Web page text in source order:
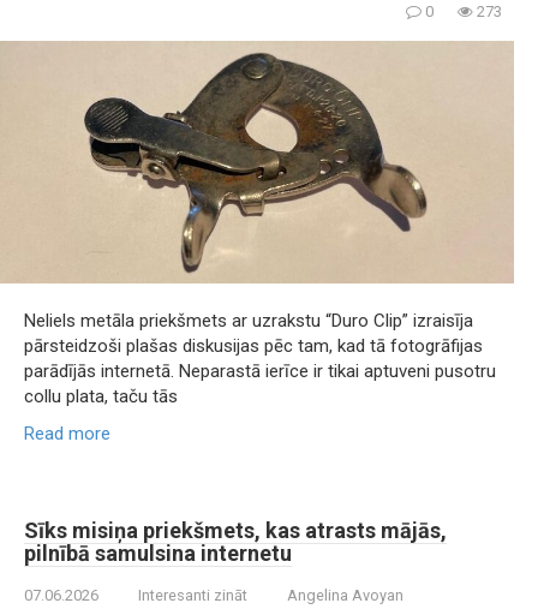
0
273
Neliels metāla priekšmets ar uzrakstu “Duro Clip” izraisīja
pārsteidzoši plašas diskusijas pēc tam, kad tā fotogrāfijas
parādījās internetā. Neparastā ierīce ir tikai aptuveni pusotru
collu plata, taču tās
Read more
Sīks misiņa priekšmets, kas atrasts mājās,
pilnībā samulsina internetu
07.06.2026 Interesanti zināt
Angelina Avoyan